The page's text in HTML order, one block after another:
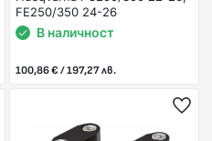
FE250/350 24-26
В наличност
100,86 € / 197,27 лв.